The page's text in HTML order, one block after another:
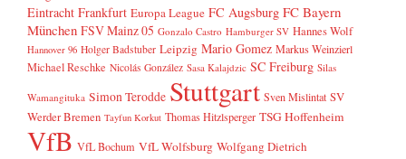
Eintracht Frankfurt Europa League FC Augsburg FC Bayern
München FSV Mainz 05 Gonzalo Castro Hamburger SV Hannes Wolf
Hannover 96 Holger Badstuber Leipzig Mario Gomez Markus Weinzierl
Michael Reschke Nicolás González Sasa Kalajdzic SC Freiburg Silas
Wamangituka Simon Terodde Stuttgart Sven Mislintat SV
Werder Bremen Tayfun Korkut Thomas Hitzlsperger TSG Hoffenheim
VfB VfL Bochum VfL Wolfsburg Wolfgang Dietrich